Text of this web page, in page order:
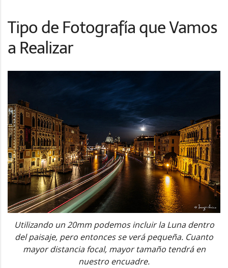
Tipo de Fotografía que Vamos
a Realizar
Utilizando un 20mm podemos incluir la Luna dentro
del paisaje, pero entonces se verá pequeña. Cuanto
mayor distancia focal, mayor tamaño tendrá en
nuestro encuadre.